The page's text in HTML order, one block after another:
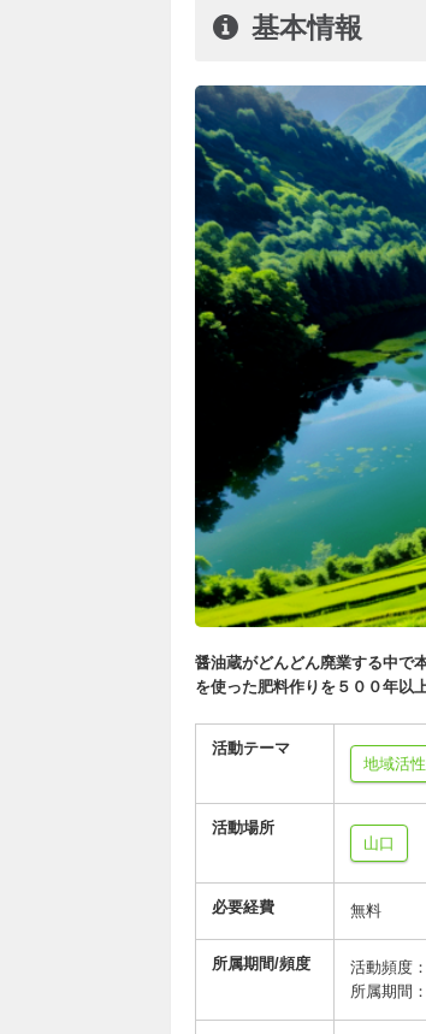
基本情報
醤油蔵がどんどん廃業する中で
を使った肥料作りを５００年以
活動テーマ
地域活
活動場所
山口
必要経費 無料
所属期間/頻度
活動頻度
所属期間